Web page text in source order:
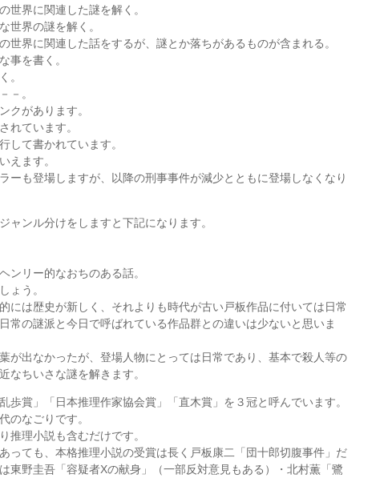
世界に関連した謎を解く。
世界の謎を解く。
世界に関連した話をするが、謎とか落ちがあるものが含まれる。
事を書く。
。
－。
クがあります。
れています。
して書かれています。
えます。
ーも登場しますが、以降の刑事事件が減少とともに登場しなくなり
ャンル分けをしますと下記になります。
ンリー的なおちのある話。
ょう。
には歴史が新しく、それよりも時代が古い戸板作品に付いては日常
常の謎派と今日で呼ばれている作品群との違いは少ないと思いま
が出なかったが、登場人物にとっては日常であり、基本で殺人等の
なちいさな謎を解きます。
歩賞」「日本推理作家協会賞」「直木賞」を３冠と呼んでいます。
のなごりです。
推理小説も含むだけです。
っても、本格推理小説の受賞は長く戸板康二「団十郎切腹事件」だ
東野圭吾「容疑者Xの献身」（一部反対意見もある）・北村薫「鷺